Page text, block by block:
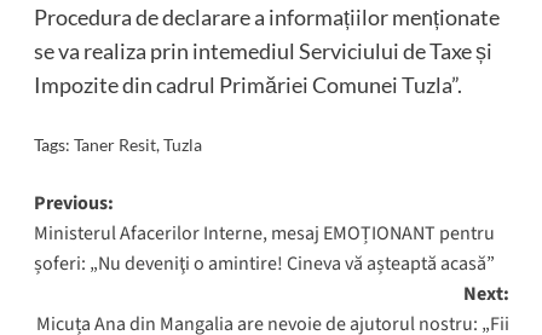
Procedura de declarare a informațiilor menționate
se va realiza prin intemediul Serviciului de Taxe și
Impozite din cadrul Primăriei Comunei Tuzla”.
Tags: Taner Resit,Tuzla
Post
navigation
Previous:
Ministerul Afacerilor Interne, mesaj EMOȚIONANT pentru
șoferi: „Nu deveniţi o amintire! Cineva vă așteaptă acasă”
Next:
Micuța Ana din Mangalia are nevoie de ajutorul nostru: „Fii